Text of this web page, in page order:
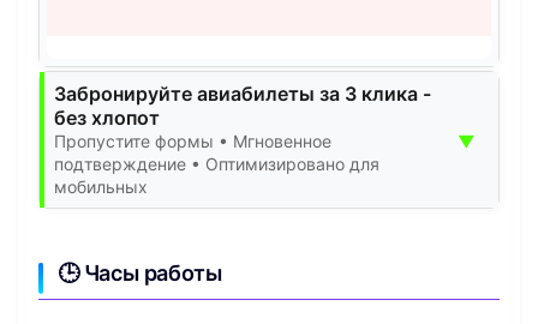
Забронируйте авиабилеты за 3 клика -
без хлопот
Пропустите формы • Мгновенное
подтверждение • Оптимизировано для
мобильных
▼
🕒 Часы работы